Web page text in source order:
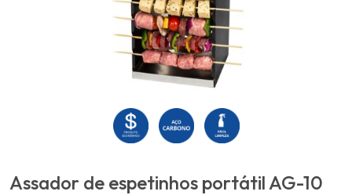
Assador de espetinhos portátil AG-10